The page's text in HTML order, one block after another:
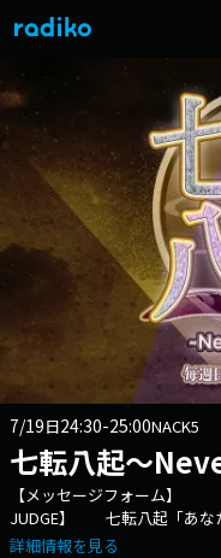
7/19日24:30-25:00NACK5
七転八起～
【メッセージフォーム】
JUDGE】 七転八起「あ
番組「ぷいラジ」メッセー
詳細情報を見る